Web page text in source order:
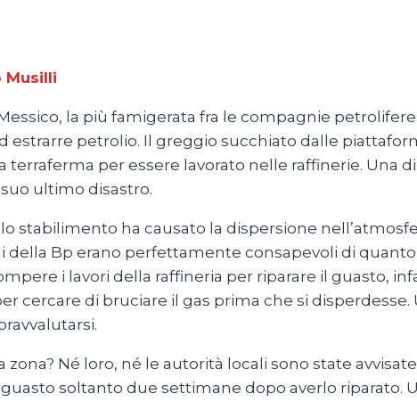
Musilli
la più famigerata fra le compagnie
estrarre petrolio. Il greggio succhiato dalle
terraferma per essere lavorato nelle raffinerie. Una
ultimo disastro.
stabilimento ha causato la dispersione
Bp erano perfettamente consapevoli di
i lavori della raffineria per riparare il guasto,
cercare di bruciare il gas prima che si
Né loro, né le autorità locali sono state
soltanto due settimane dopo averlo riparato.